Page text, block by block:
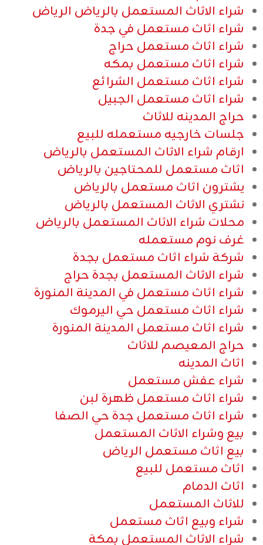
شراء الاثاث المستعمل بالرياض الرياض
شراء اثاث مستعمل في جدة
شراء اثاث مستعمل حراج
شراء اثاث مستعمل بمكه
شراء اثاث مستعمل الشرائع
شراء اثاث مستعمل الجبيل
حراج المدينه للاثاث
جلسات خارجيه مستعمله للبيع
ارقام شراء الاثاث المستعمل بالرياض
اثاث مستعمل للمحتاجين بالرياض
يشترون اثاث مستعمل بالرياض
نشتري الاثاث المستعمل بالرياض
محلات شراء الاثاث المستعمل بالرياض
غرف نوم مستعمله
شركة شراء اثاث مستعمل بجدة
شراء الاثاث المستعمل بجدة حراج
شراء اثاث مستعمل في المدينة المنورة
شراء اثاث مستعمل حي اليرموك
شراء اثاث مستعمل المدينة المنورة
حراج المعيصم للاثاث
اثاث المدينه
شراء عفش مستعمل
شراء اثاث مستعمل ظهرة لبن
شراء اثاث مستعمل جدة حي الصفا
بيع وشراء الاثاث المستعمل
بيع اثاث مستعمل الرياض
اثاث مستعمل للبيع
اثاث الدمام
للاثاث المستعمل
شراء وبيع اثاث مستعمل
شراء الاثاث المستعمل بمكة